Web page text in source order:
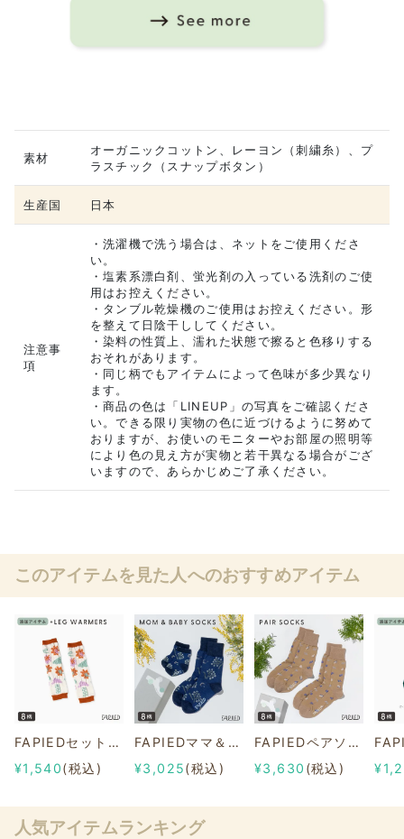
素材
オーガニックコットン、レーヨン（刺繍糸）、プ
ラスチック（スナップボタン）
生産国 日本
注意事
項
・洗濯機で洗う場合は、ネットをご使用くださ
い。
・塩素系漂白剤、蛍光剤の入っている洗剤のご使
用はお控えください。
・タンブル乾燥機のご使用はお控えください。形
を整えて日陰干ししてください。
・染料の性質上、濡れた状態で擦ると色移りする
おそれがあります。
・同じ柄でもアイテムによって色味が多少異なり
ます。
・商品の色は「LINEUP」の写真をご確認くださ
い。できる限り実物の色に近づけるように努めて
おりますが、お使いのモニターやお部屋の照明等
により色の見え方が実物と若干異なる場合がござ
いますので、あらかじめご了承ください。
このアイテムを見た人へのおすすめアイテム
FAPIEDセット専用【追加用】レッグウォーマー 総柄
¥1,540(税込)
FAPIEDママ＆ベビーソックスセット 総柄
¥3,025(税込)
FAPIEDペアソックスセット 総柄
¥3,630 (税込)
人気アイテムランキング